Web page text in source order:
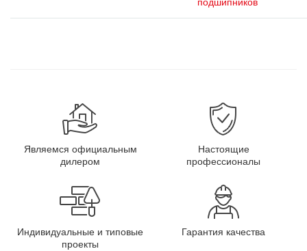
Являемся официальным
дилером
Настоящие
профессионалы
Индивидуальные и типовые
проекты
Гарантия качества